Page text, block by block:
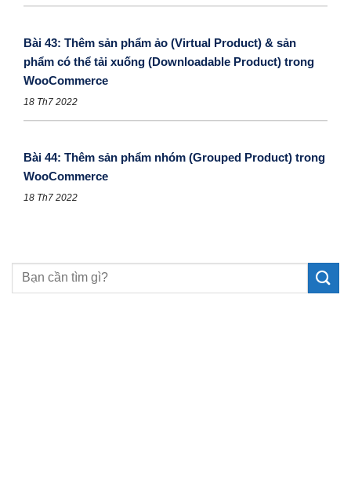
Bài 43: Thêm sản phẩm ảo (Virtual Product) & sản
phẩm có thể tải xuống (Downloadable Product) trong
WooCommerce
18 Th7 2022
Bài 44: Thêm sản phẩm nhóm (Grouped Product) trong
WooCommerce
18 Th7 2022